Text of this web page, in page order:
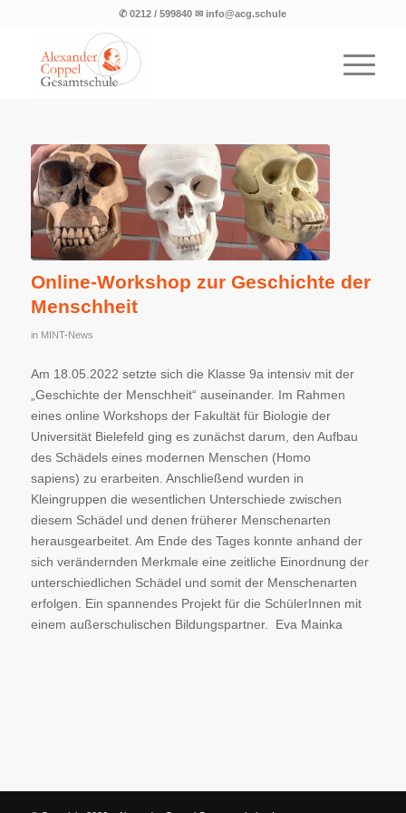
✆ 0212 / 599840 ✉ info@acg.schule
Online-Workshop zur Geschichte der
Menschheit
in MINT-News
Am 18.05.2022 setzte sich die Klasse 9a intensiv mit der
„Geschichte der Menschheit“ auseinander. Im Rahmen
eines online Workshops der Fakultät für Biologie der
Universität Bielefeld ging es zunächst darum, den Aufbau
des Schädels eines modernen Menschen (Homo
sapiens) zu erarbeiten. Anschließend wurden in
Kleingruppen die wesentlichen Unterschiede zwischen
diesem Schädel und denen früherer Menschenarten
herausgearbeitet. Am Ende des Tages konnte anhand der
sich verändernden Merkmale eine zeitliche Einordnung der
unterschiedlichen Schädel und somit der Menschenarten
erfolgen. Ein spannendes Projekt für die SchülerInnen mit
einem außerschulischen Bildungspartner. Eva Mainka